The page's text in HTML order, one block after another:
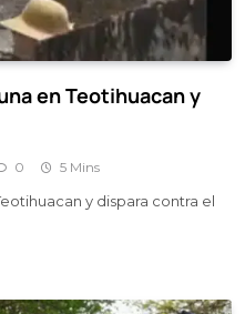
en Teotihuacan y
0 5 Mins
y dispara contra el